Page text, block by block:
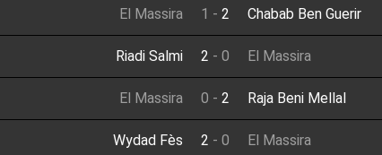
El Massira 1 - 2 Chabab Ben Guerir
Riadi Salmi 2 - 0 El Massira
El Massira 0 - 2 Raja Beni Mellal
Wydad Fès 2 - 0 El Massira